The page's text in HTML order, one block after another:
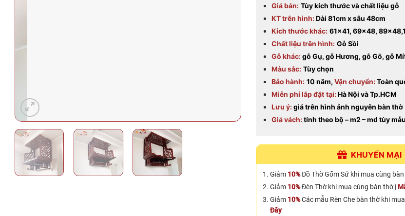
Giá bán: Tùy kích thước và chất liệu gỗ
KT trên hình:Dài 81cm x sâu 48cm
Kích thước khác: 61×41, 69×48,
Chất liệu trên hình: Gỗ Sồi
Gỗ khác:gỗ Gụ, gỗ Hương, gỗ Gõ, gỗ
Màu sắc: Tùy chọn
Bảo hành: 10 năm,Vận chuyển:Toàn
Miễn phí lắp đặt tại:Hà Nội và Tp.HCM
Lưu ý:giá trên hình ảnh nguyên bàn thờ
Giá vách:tính theo bộ – m2 – md tùy mẫu
KHUYẾN MẠI
Giảm 10%Đồ Thờ Gốm Sứ khi mua cùng
Giảm 10%Đèn Thờ khi mua cùng bàn thờ |
Giảm 10%Các mẫu Rèn Che bàn thờ khi
Đây